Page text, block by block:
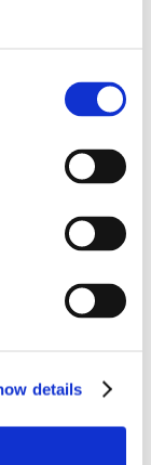
details
of